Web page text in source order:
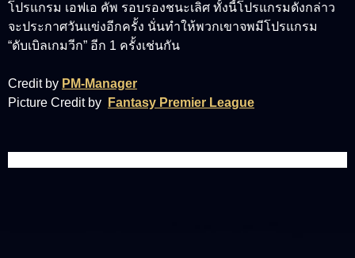
โปรแกรม เอฟเอ คัพ รอบรองชนะเลิศ ทั้งนี้โปรแกรมดังกล่าว
จะประกาศวันแข่งอีกครั้ง นั่นทำให้พวกเขาจพมีโปรแกรม
“ดับเบิลเกมวีก” อีก 1 ครั้งเช่นกัน
Credit by PM-Manager
Picture Credit by
Fantasy Premier League